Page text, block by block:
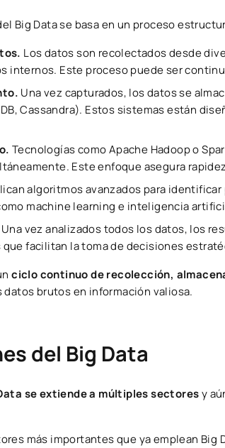
Big Data se basa en un proceso
Los datos son recolectados desde
internos. Este proceso puede ser
Una vez capturados, los datos se
Cassandra). Estos sistemas están
Tecnologías como Apache Hadoop o
Este enfoque asegura
algoritmos avanzados para
machine learning e inteligencia
Una vez analizados todos los datos, los
facilitan la toma de decisiones
ciclo continuo de recolección,
datos brutos en información valiosa.
del Big Data
se extiende a múltiples sectoresy
más importantes que ya emplean Big